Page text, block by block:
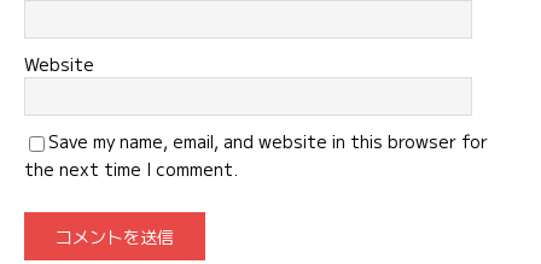
Website
Save my name, email, and website in this browser for
the next time I comment.